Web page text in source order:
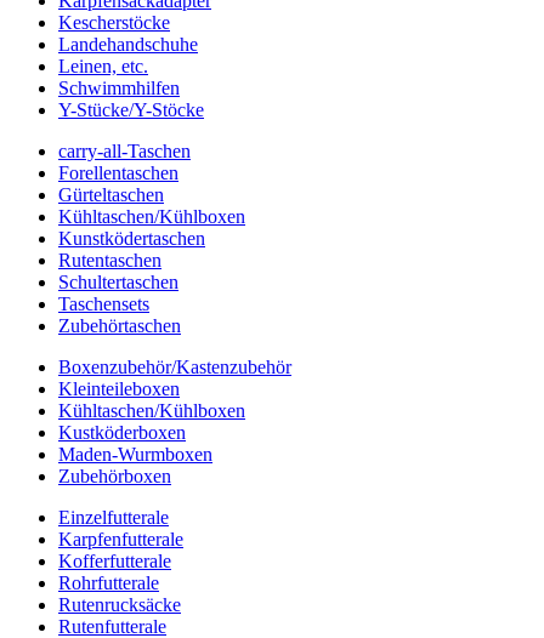
Kescherstöcke
Landehandschuhe
Leinen, etc.
Schwimmhilfen
Y-Stücke/Y-Stöcke
carry-all-Taschen
Forellentaschen
Gürteltaschen
Kühltaschen/Kühlboxen
Kunstködertaschen
Rutentaschen
Schultertaschen
Taschensets
Zubehörtaschen
Boxenzubehör/Kastenzubehör
Kleinteileboxen
Kühltaschen/Kühlboxen
Kustköderboxen
Maden-Wurmboxen
Zubehörboxen
Einzelfutterale
Karpfenfutterale
Kofferfutterale
Rohrfutterale
Rutenrucksäcke
Rutenfutterale